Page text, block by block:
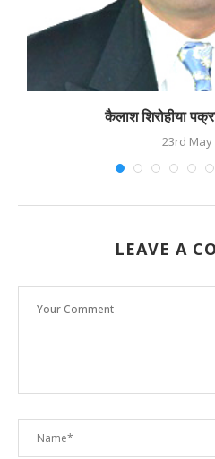
कैलाश शिरोहीया
23rd May
LEAVE A